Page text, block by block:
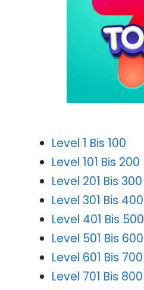
Level 1 Bis 100
Level 101 Bis 200
Level 201 Bis 300
Level 301 Bis 400
Level 401 Bis 500
Level 501 Bis 600
Level 601 Bis 700
Level 701 Bis 800